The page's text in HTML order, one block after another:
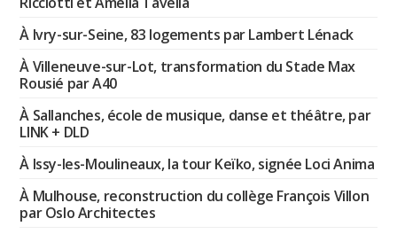
À Ivry-sur-Seine, 83 logements par Lambert Lénack
À Villeneuve-sur-Lot, transformation du Stade Max
Rousié par A40
À Sallanches, école de musique, danse et théâtre, par
LINK + DLD
À Issy-les-Moulineaux, la tour Keïko, signée Loci Anima
À Mulhouse, reconstruction du collège François Villon
par Oslo Architectes